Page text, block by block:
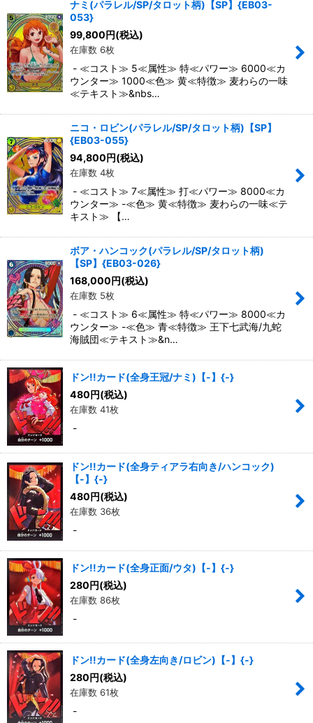
ナミ(パラレル/SP/タロット柄)【SP】{EB03-
053}
99,800円(税込)
在庫数 6枚
- ≪コスト≫ 5≪属性≫ 特≪パワー≫ 6000≪カ
ウンター≫ 1000≪色≫ 黄≪特徴≫ 麦わらの一味
≪テキスト≫&nbs…
ニコ・ロビン(パラレル/SP/タロット柄)【SP】
{EB03-055}
94,800円(税込)
在庫数 4枚
- ≪コスト≫ 7≪属性≫ 打≪パワー≫ 8000≪カ
ウンター≫ -≪色≫ 黄≪特徴≫ 麦わらの一味≪テ
キスト≫ 【…
ボア・ハンコック(パラレル/SP/タロット柄)
【SP】{EB03-026}
168,000円(税込)
在庫数 5枚
- ≪コスト≫ 6≪属性≫ 特≪パワー≫ 8000≪カ
ウンター≫ -≪色≫ 青≪特徴≫ 王下七武海/九蛇
海賊団≪テキスト≫&n…
ドン!!カード(全身王冠/ナミ)【-】{-}
480円(税込)
在庫数 41枚
-
ドン!!カード(全身ティアラ右向き/ハンコック)
【-】{-}
480円(税込)
在庫数 36枚
-
ドン!!カード(全身正面/ウタ)【-】{-}
280円(税込)
在庫数 86枚
-
ドン!!カード(全身左向き/ロビン)【-】{-}
280円(税込)
在庫数 61枚
-